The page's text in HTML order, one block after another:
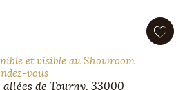
et visible au Showroom
vous
allées de Tourny, 33000